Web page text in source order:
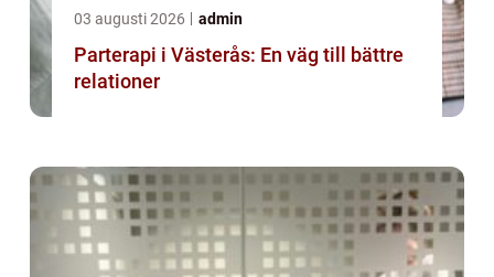
03 augusti 2026 admin
Parterapi i Västerås: En väg till bättre
relationer